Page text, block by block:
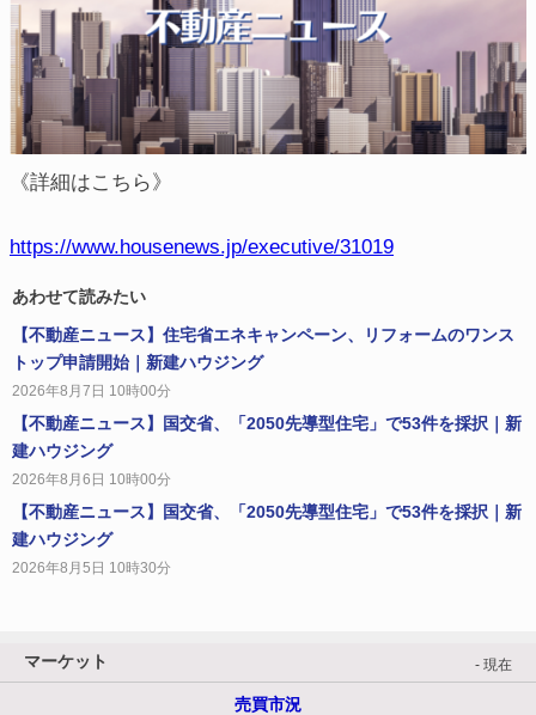
《詳細はこちら》
https://www.housenews.jp/executive/31019
あわせて読みたい
【不動産ニュース】住宅省エネキャンペーン、リフォームのワンス
トップ申請開始｜新建ハウジング
2026年8月7日 10時00分
【不動産ニュース】国交省、「2050先導型住宅」で53件を採択｜新
建ハウジング
2026年8月6日 10時00分
【不動産ニュース】国交省、「2050先導型住宅」で53件を採択｜新
建ハウジング
2026年8月5日 10時30分
マーケット - 現在
売買市況